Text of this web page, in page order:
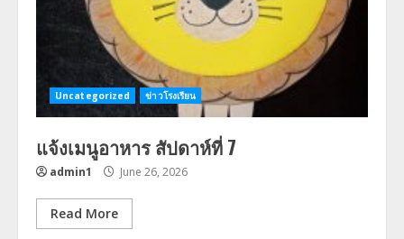
Uncategorized ข่าวโรงเรียน
แจ้งเมนูอาหาร สัปดาห์ที่ 7
admin1 June 26, 2026
Read More